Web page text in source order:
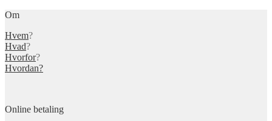
Om
Hvem?
Hvad?
Hvorfor?
Hvordan?
Online betaling